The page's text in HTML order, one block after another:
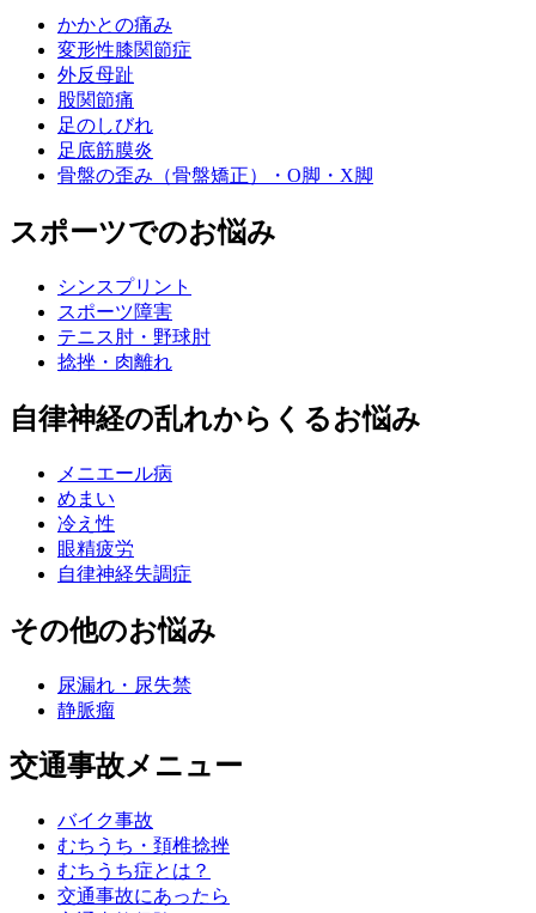
かかとの痛み
変形性膝関節症
外反母趾
股関節痛
足のしびれ
足底筋膜炎
骨盤の歪み（骨盤矯正）・O脚・X脚
スポーツでのお悩み
シンスプリント
スポーツ障害
テニス肘・野球肘
捻挫・肉離れ
自律神経の乱れからくるお悩み
メニエール病
めまい
冷え性
眼精疲労
自律神経失調症
その他のお悩み
尿漏れ・尿失禁
静脈瘤
交通事故メニュー
バイク事故
むちうち・頚椎捻挫
むちうち症とは？
交通事故にあったら